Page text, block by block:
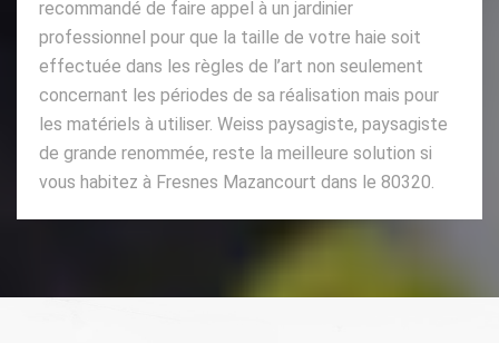
recommandé de faire appel à un jardinier
professionnel pour que la taille de votre haie soit
effectuée dans les règles de l’art non seulement
concernant les périodes de sa réalisation mais pour
les matériels à utiliser. Weiss paysagiste, paysagiste
de grande renommée, reste la meilleure solution si
vous habitez à Fresnes Mazancourt dans le 80320.